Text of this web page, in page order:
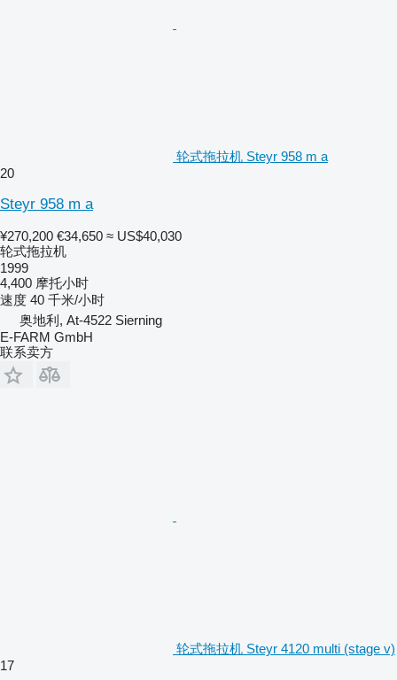
轮式拖拉机 Steyr 958 m a
20
Steyr 958 m a
¥270,200 €34,650 ≈ US$40,030
轮式拖拉机
1999
4,400 摩托小时
速度 40 千米/小时
奥地利, At-4522 Sierning
E-FARM GmbH
联系卖方
轮式拖拉机 Steyr 4120 multi (stage v)
17